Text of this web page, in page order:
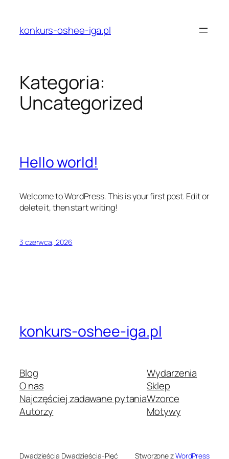
treścikonkurs-oshee-iga.pl
Kategoria:
Uncategorized
Hello world!
Welcome to WordPress. This is your first post. Edit or
delete it, then start writing!
3 czerwca, 2026
konkurs-oshee-iga.pl
Blog
O nas
Najczęściej zadawane pytania
Autorzy
Wydarzenia
Sklep
Wzorce
Motywy
Dwadzieścia Dwadzieścia-Pięć Stworzone zWordPress